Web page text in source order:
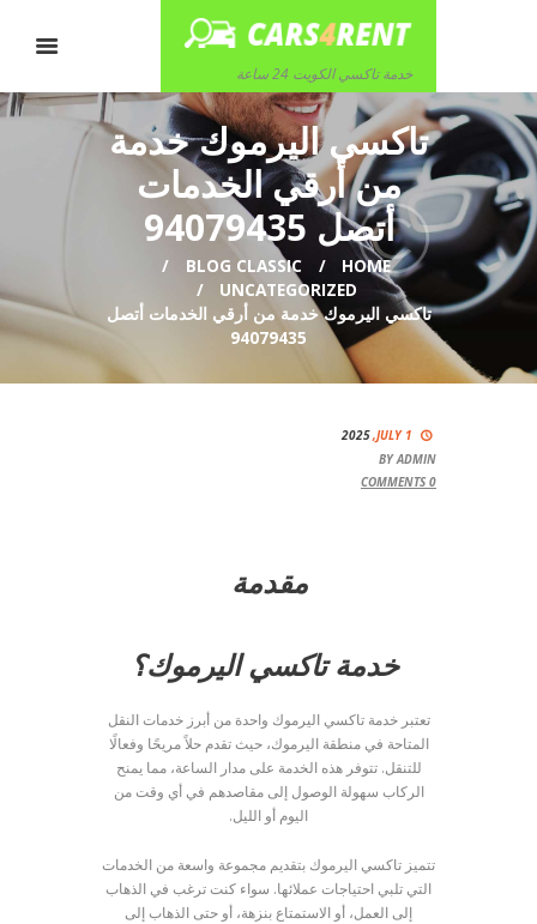
خدمة تاكسي الكويت 24 ساعة
تاكسي اليرموك خدمة
من أرقي الخدمات
أتصل 94079435
HOME
BLOG CLASSIC
UNCATEGORIZED
تاكسي اليرموك خدمة من أرقي الخدمات أتصل
94079435
JULY 1,
2025
BYADMIN
0
مقدمة
خدمة تاكسي اليرموك؟
تعتبر خدمة تاكسي اليرموك واحدة من أبرز خدمات النقل
المتاحة في منطقة اليرموك، حيث تقدم حلاً مريحًا وفعالًا
للتنقل. تتوفر هذه الخدمة على مدار الساعة، مما يمنح
الركاب سهولة الوصول إلى مقاصدهم في أي وقت من
اليوم أو الليل.
تتميز تاكسي اليرموك بتقديم مجموعة واسعة من الخدمات
التي تلبي احتياجات عملائها. سواء كنت ترغب في الذهاب
إلى العمل، أو الاستمتاع بنزهة، أو حتى الذهاب إلى